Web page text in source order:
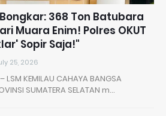
Bongkar: 368 Ton Batubara
Muara Enim! Polres OKUT
Sopir Saja!"
25, 2026
KEMILAU CAHAYA BANGSA
SUMATERA SELATAN m…